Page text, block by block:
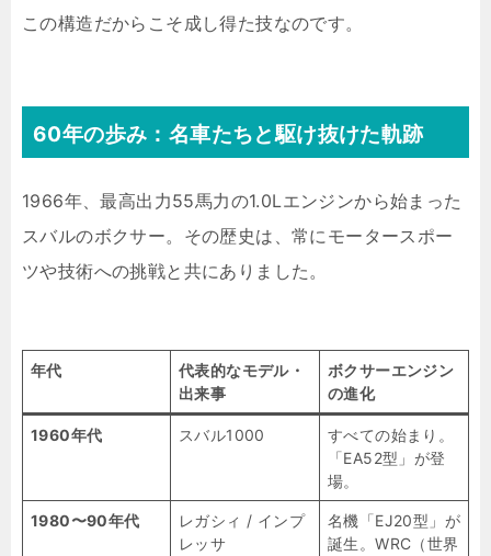
この構造だからこそ成し得た技なのです。
60年の歩み：名車たちと駆け抜けた軌跡
1966年、最高出力55馬力の1.0Lエンジンから始まった
スバルのボクサー。その歴史は、常にモータースポー
ツや技術への挑戦と共にありました。
年代
代表的なモデル・
出来事
ボクサーエンジン
の進化
1960年代 スバル1000
すべての始まり。
「EA52型」が登
場。
1980〜90年代
レガシィ / インプ
レッサ
名機「EJ20型」が
誕生。WRC（世界